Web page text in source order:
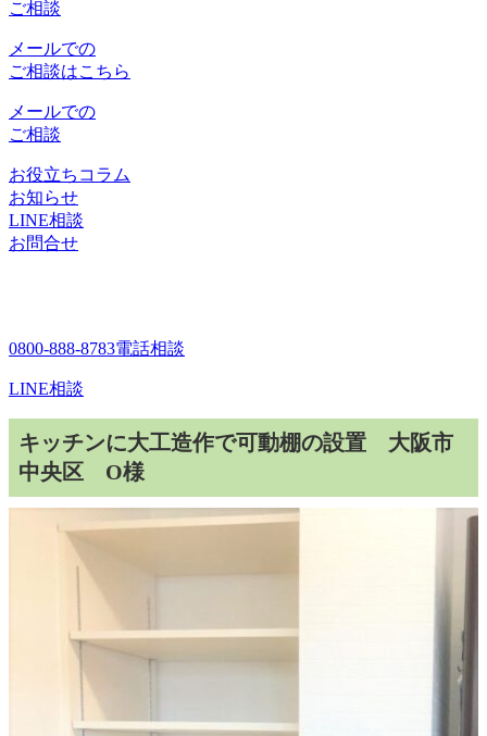
ご相談
メールでの
ご相談はこちら
メールでの
ご相談
お役立ちコラム
お知らせ
LINE相談
お問合せ
0800-888-8783電話相談
LINE相談
キッチンに大工造作で可動棚の設置 大阪市
中央区 O様